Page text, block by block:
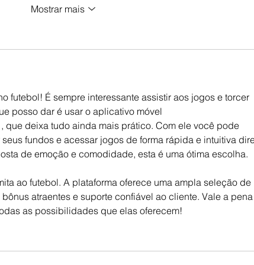
Mostrar mais
futebol! É sempre interessante assistir aos jogos e torcer
posso dar é usar o aplicativo móvel
que deixa tudo ainda mais prático. Com ele você pode
fundos e acessar jogos de forma rápida e intuitiva
de emoção e comodidade, esta é uma ótima escolha.
ao futebol. A plataforma oferece uma ampla seleção de
atraentes e suporte confiável ao cliente. Vale a
as possibilidades que elas oferecem!